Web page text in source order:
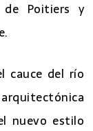
Poitiers y
cauce del río
nuevo estilo